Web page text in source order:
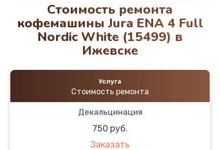
Стоимость ремонта
кофемашины Jura ENA 4 Full
Nordic White (15499) в
Ижевске
Услуга
Стоимость ремонта
Декальцинация
750 руб.
Заказать